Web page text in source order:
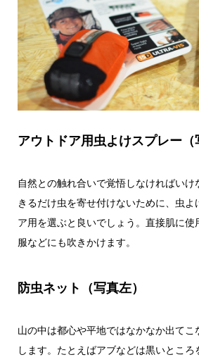
アウトドア用虫よけスプレー（
自然との触れ合いで覚悟しなければい
きるだけ虫を寄せ付けないために、虫よ
ア用を選ぶと良いでしょう。直接肌に使
服などにも吹きかけます。
防虫ネット（写真左）
山の中は都心や平地ではなかなか出てこ
します。たとえばアブなどは黒いとこ